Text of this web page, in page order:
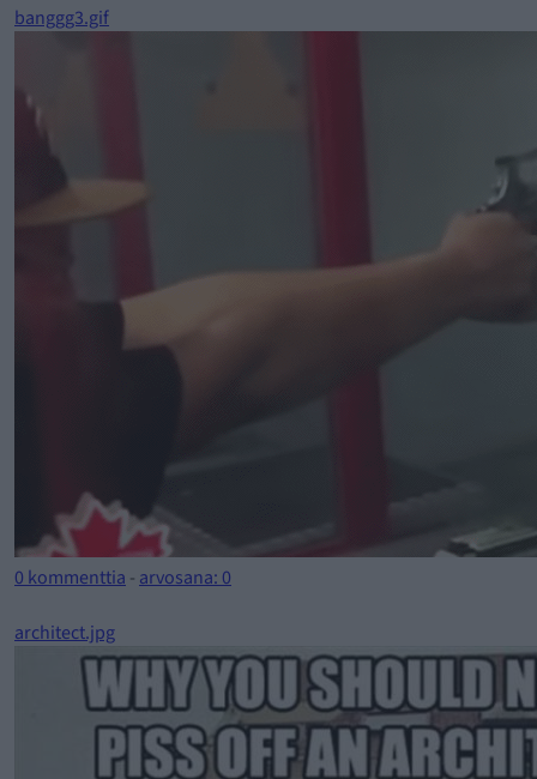
banggg3.gif
0 kommenttia - arvosana: 0
architect.jpg